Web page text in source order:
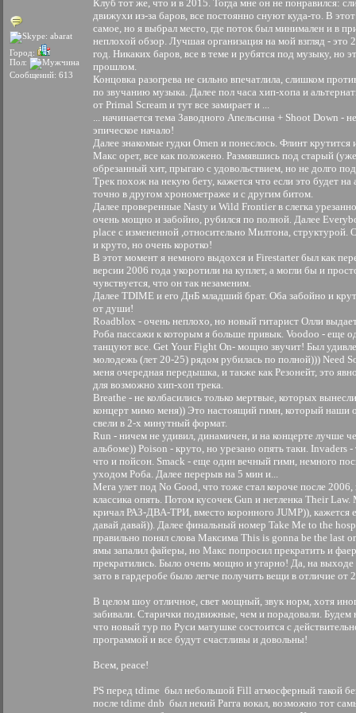
Город:
Пол:
Сообщений: 613
Клуб тот же, что и в 2015. Тогда мне он не понравился:
движухи из-за баров, все постоянно снуют куда-то. В
самое, но я выбрал место, где поток был минимален и в
неплохой обзор. Лучшая организация на мой взгляд - это
год. Никаких баров, все в теме и рубятся под музыку, но
прошлом.
Концовка разогрева не сильно впечатлила, слишком
по звучанию музыка. Далее пол часа хип-хопа и
от Primal Scream и тут все замирает и ...
... начинается тема Заводного Апельсина + Shoot Down -
эпическое начало!
Далее знакомые гудки Omen и понеслось. Флинт крутится
Макс орет, все как положено. Размявшись под старый
обрезанный хит, прыгаю с удовольствием, но не долго
Трек похож на некую бету, кажется что если это будет на
точно в другом хронометраже и с другим битом.
Далее проверенные Nasty и Wild Frontier в слегка
очень мощно и забойно, рубился по полной. Далее
place с измененной ,относительно Милтона, структурой.
и круто, но очень коротко!
В этот момент я немного выдохся и Firestarter был как
версии 2006 года укоротили на куплет, а могли бы и
чувствуется, что он так незаменим.
Далее TDIME и его ДнБ младший брат. Оба забойно и
от души!
Roadblox - очень неплохо, но новый гитарист Олли
Роба пассажи к которым я больше привык. Voodoo - еще
танцуют все. Get Your Fight On- мощно звучит! Был
молодежь (лет 20-25) рядом рубилась по полной))) Need
меня очередная передышка, и также как Резонейт, это
для возможно хип-хоп трека.
Breathe - не колбасились только мертвые, которых
концерт мимо меня)) Это настоящий гимн, который наши
свели в 2-х минутный формат.
Run - ничем не удивил, динамичен, и на концерте лучше
альбоме)) Poison - круто, но урезано опять таки. Invaders -
что и пойсон. Smack - еще один вечный гимн, немного
уходом Роба. Далее перерыв на 5 мин и...
Мега улет под No Good, что тоже стал короче после 2006,
классика опять. Потом кусочек Gun и нетленка Their
кричал РАЗ-ДВА-ТРИ, вместо коронного JUMP)), кажется
давай давай)). Далее финальный номер Take Me to the
правильно понял слова Максима This is gonna be the last
ямы запалил файеры, но Макс попросил прекратить и
прекратились. Было очень мощно и угарно! Да, на
зато в гардеробе было легче получить вещи в отличие от
В целом шоу отличное, свет мощный, звук норм, хотя
забивали. Старички подвижные, чем и порадовали. Будем
что новый тур по Руси матушке состоится с
программой и все будут счастливы и довольны!
Всем, peace!
PS перед tdime был небольшой Fill атмосферный такой
после tdime dnb был некий Рагга вокал, возможно тот